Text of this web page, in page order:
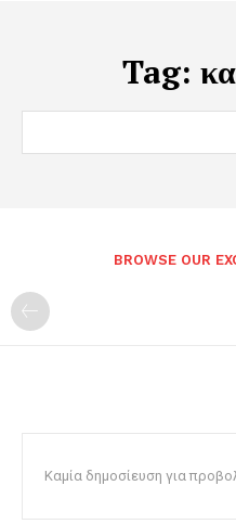
Tag:
BROWSE OUR
Καμία δημοσίευση για